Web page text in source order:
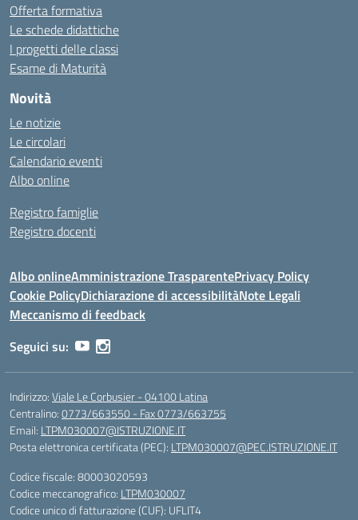
Offerta formativa
Le schede didattiche
I progetti delle classi
Esame di Maturità
Novità
Le notizie
Le circolari
Calendario eventi
Albo online
Registro famiglie
Registro docenti
Albo onlineAmministrazione TrasparentePrivacy Policy
Cookie PolicyDichiarazione di accessibilitàNote Legali
Meccanismo di feedback
Seguici su:
Indirizzo:Viale Le Corbusier - 04100 Latina
Centralino:0773/663550 - Fax 0773/663755
Email: LTPM030007@ISTRUZIONE.IT
Posta elettronica certificata (PEC): LTPM030007@PEC.ISTRUZIONE.IT
Codice fiscale: 80003020593
Codice meccanografico: LTPM030007
Codice unico di fatturazione (CUF): UFLIT4